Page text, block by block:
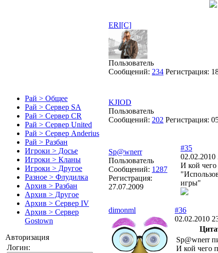
Рай > Общее
Рай > Сервер SA
Рай > Сервер CR
Рай > Сервер United
Рай > Сервер Anderius
Рай > Разбан
Игроки > Досье
Игроки > Кланы
Игроки > Другое
Разное > Флудилка
Архив > Разбан
Архив > Другое
Архив > Сервер IV
Архив > Сервер
Gostown
Авторизация
Логин:
ERI[C]
Пользователь
Сообщений: 234 Регистрация:
KJIOD
Пользователь
Сообщений: 202 Регистрация:
Sp@wnerr
Пользователь
Сообщений: 1287
Регистрация:
27.07.2009
#35
02.02.2010
И кой
игры"
dimonml
#36
02.02.2010
Sp@wnerr
И кой чего